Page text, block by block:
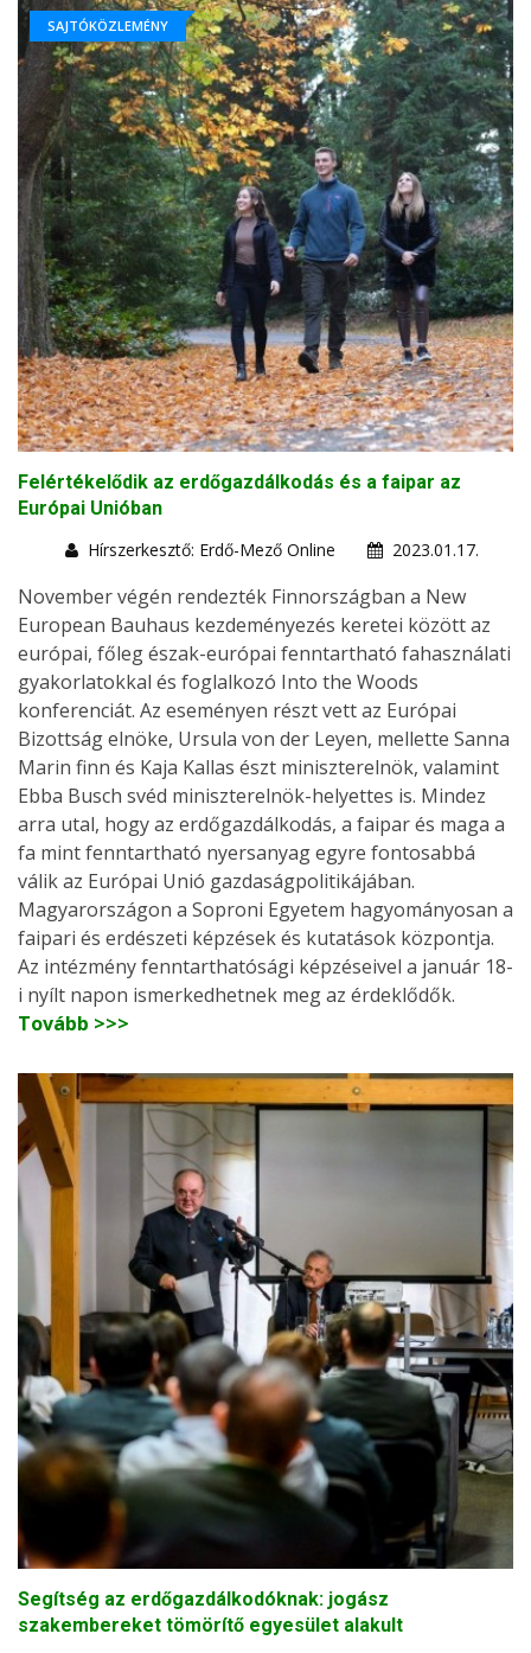
SAJTÓKÖZLEMÉNY
Felértékelődik az erdőgazdálkodás és a faipar az
Európai Unióban
Hírszerkesztő: Erdő-Mező Online
2023.01.17.
November végén rendezték Finnországban a New
European Bauhaus kezdeményezés keretei között az
európai, főleg észak-európai fenntartható fahasználati
gyakorlatokkal és foglalkozó Into the Woods
konferenciát. Az eseményen részt vett az Európai
Bizottság elnöke, Ursula von der Leyen, mellette Sanna
Marin finn és Kaja Kallas észt miniszterelnök, valamint
Ebba Busch svéd miniszterelnök-helyettes is. Mindez
arra utal, hogy az erdőgazdálkodás, a faipar és maga a
fa mint fenntartható nyersanyag egyre fontosabbá
válik az Európai Unió gazdaságpolitikájában.
Magyarországon a Soproni Egyetem hagyományosan a
faipari és erdészeti képzések és kutatások központja.
Az intézmény fenntarthatósági képzéseivel a január 18-
i nyílt napon ismerkedhetnek meg az érdeklődők.
Tovább >>>
Segítség az erdőgazdálkodóknak: jogász
szakembereket tömörítő egyesület alakult